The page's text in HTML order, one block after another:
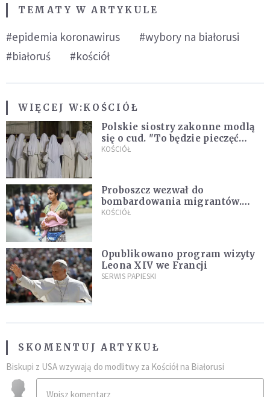
TEMATY W ARTYKULE
#epidemia koronawirus
#wybory na białorusi
#białoruś
#kościół
WIĘCEJ W:KOŚCIÓŁ
Polskie siostry zakonne modlą
się o cud. "To będzie pieczęć
Pana Boga dla naszej wiary"
KOŚCIÓŁ
Proboszcz wezwał do
bombardowania migrantów.
"Masowy ogień przeciwko
KOŚCIÓŁ
Opublikowano program wizyty
Leona XIV we Francji
SERWIS PAPIESKI
SKOMENTUJ ARTYKUŁ
Biskupi z USA wzywają do modlitwy za Kościół na Białorusi